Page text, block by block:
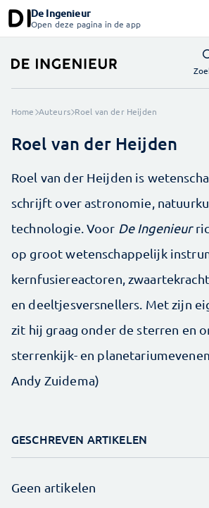
De Ingenieur
Open deze pagina in de app
Home Auteurs Roel van der Heijden
Roel van der Heijden
Roel van der Heijden is
schrijft over astronomie,
technologie. Voor De Ingenieur
op groot wetenschappelijk
kernfusiereactoren,
en deeltjesversnellers. Met zijn
zit hij graag onder de sterren en
sterrenkijk- en
Andy Zuidema)
GESCHREVEN ARTIKELEN
Geen artikelen